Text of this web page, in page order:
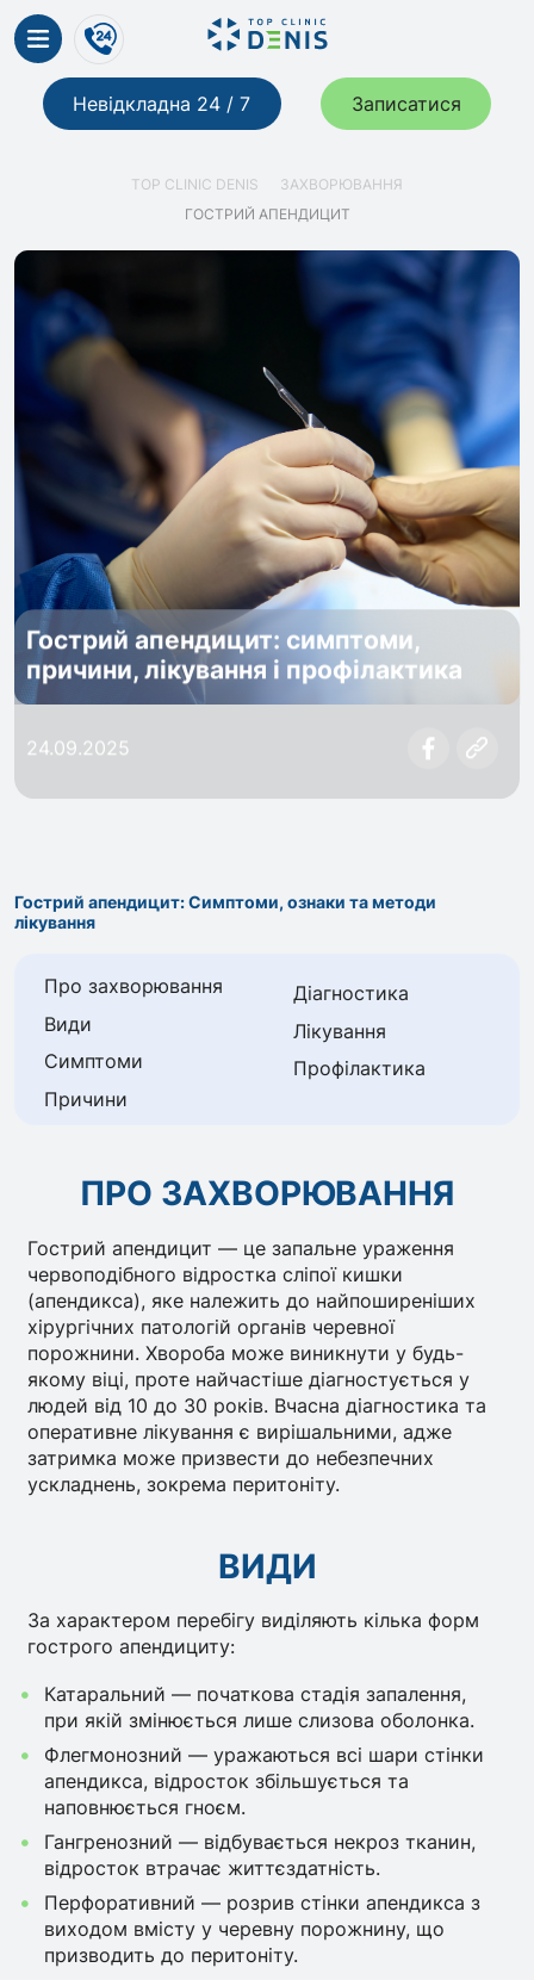
Невідкладна 24 / 7 Записатися
TOP CLINIC DENIS
ЗАХВОРЮВАННЯ
ГОСТРИЙ АПЕНДИЦИТ
Гострий апендицит: симптоми,
причини, лікування і профілактика
24.09.2025
Гострий апендицит: Симптоми, ознаки та методи
лікування
Про захворювання
Види
Симптоми
Причини
Діагностика
Лікування
Профілактика
ПРО ЗАХВОРЮВАННЯ
Гострий апендицит — це запальне ураження
червоподібного відростка сліпої кишки
(апендикса), яке належить до найпоширеніших
хірургічних патологій органів черевної
порожнини. Хвороба може виникнути у будь-
якому віці, проте найчастіше діагностується у
людей від 10 до 30 років. Вчасна діагностика та
оперативне лікування є вирішальними, адже
затримка може призвести до небезпечних
ускладнень, зокрема перитоніту.
ВИДИ
За характером перебігу виділяють кілька форм
гострого апендициту:
Катаральний — початкова стадія запалення,
при якій змінюється лише слизова оболонка.
Флегмонозний — уражаються всі шари стінки
апендикса, відросток збільшується та
наповнюється гноєм.
Гангренозний — відбувається некроз тканин,
відросток втрачає життєздатність.
Перфоративний — розрив стінки апендикса з
виходом вмісту у черевну порожнину, що
призводить до перитоніту.